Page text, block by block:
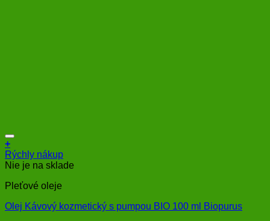
+
Rýchly nákup
Nie je na sklade
Pleťové oleje
Olej Kávový kozmetický s pumpou BIO 100 ml Biopurus